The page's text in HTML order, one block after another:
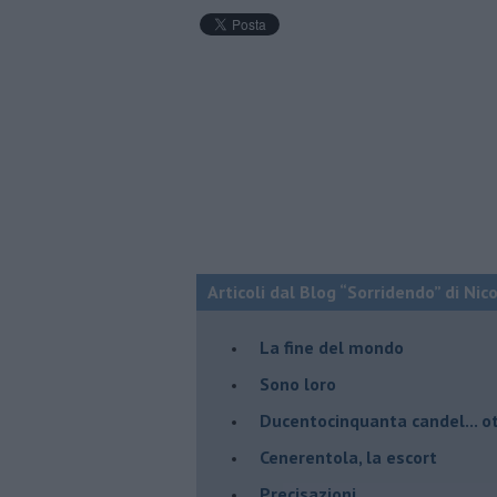
Articoli dal Blog “Sorridendo” di
La fine del mondo
Sono loro
Ducentocinquanta candel...
Cenerentola, la escort